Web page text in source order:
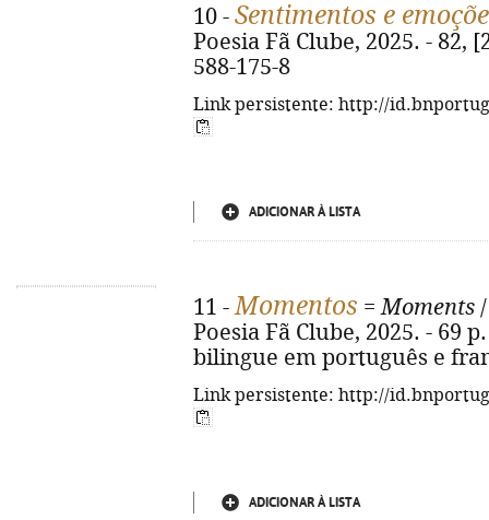
10 - Sentimentos e
Poesia Fã Clube, 2025. - 82,
588-175-8
Link persistente: http://
ADICIONAR À LISTA
11 -Momentos =Moments
Poesia Fã Clube, 2025. - 69
bilingue em português e
Link persistente: http://
ADICIONAR À LISTA